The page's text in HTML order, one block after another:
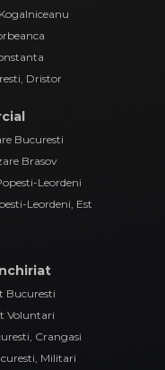
Dristor
Bucuresti
Brasov
Leordeni
Leordeni, Est
Bucuresti
Voluntari
Crangasi
Militari